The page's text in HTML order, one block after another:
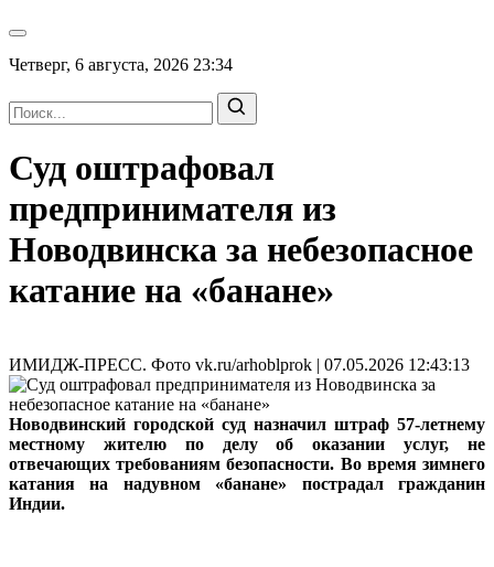
Четверг, 6 августа, 2026 23:34
Суд оштрафовал
предпринимателя из
Новодвинска за небезопасное
катание на «банане»
ИМИДЖ-ПРЕСС. Фото vk.ru/arhoblprok | 07.05.2026 12:43:13
Новодвинский городской суд назначил штраф 57-летнему
местному жителю по делу об оказании услуг, не
отвечающих требованиям безопасности. Во время зимнего
катания на надувном «банане» пострадал гражданин
Индии.